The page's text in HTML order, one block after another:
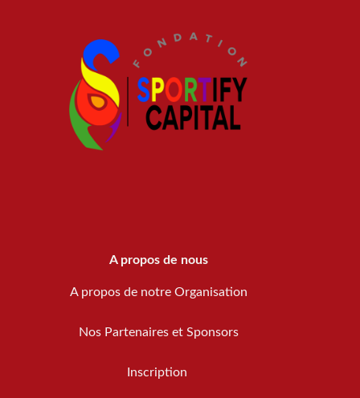
A propos de nous
A propos de notre Organisation
Nos Partenaires et Sponsors
Inscription